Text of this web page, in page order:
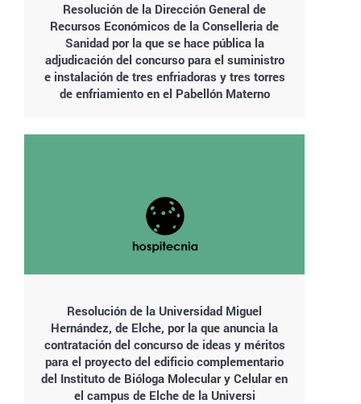
Resolución de la Dirección General de
Recursos Económicos de la Conselleria de
Sanidad por la que se hace pública la
adjudicación del concurso para el suministro
e instalación de tres enfriadoras y tres torres
de enfriamiento en el Pabellón Materno
Resolución de la Universidad Miguel
Hernández, de Elche, por la que anuncia la
contratación del concurso de ideas y méritos
para el proyecto del edificio complementario
del Instituto de Bióloga Molecular y Celular en
el campus de Elche de la Universi